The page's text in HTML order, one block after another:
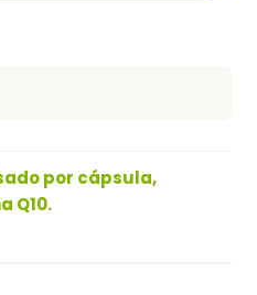
por cápsula,
Q10.